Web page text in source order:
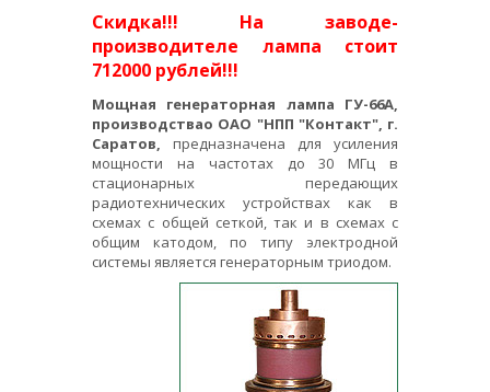
Скидка!!! На заводе-
производителе лампа стоит
712000 рублей!!!
Мощная генераторная лампа ГУ-66А,
производствао ОАО "НПП "Контакт", г.
Саратов, предназначена для усиления
мощности на частотах до 30 МГц в
стационарных передающих
радиотехнических устройствах как в
схемах с общей сеткой, так и в схемах с
общим катодом, по типу электродной
системы является генераторным триодом.